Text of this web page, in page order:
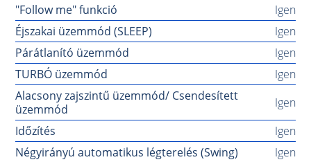
"Follow me" funkció
Igen
Éjszakai üzemmód (SLEEP)
Igen
Párátlanító üzemmód
Igen
TURBÓ üzemmód
Igen
Alacsony zajszintű üzemmód/ Csendesített
üzemmód
Igen
Időzítés
Igen
Négyirányú automatikus légterelés (Swing)
Igen